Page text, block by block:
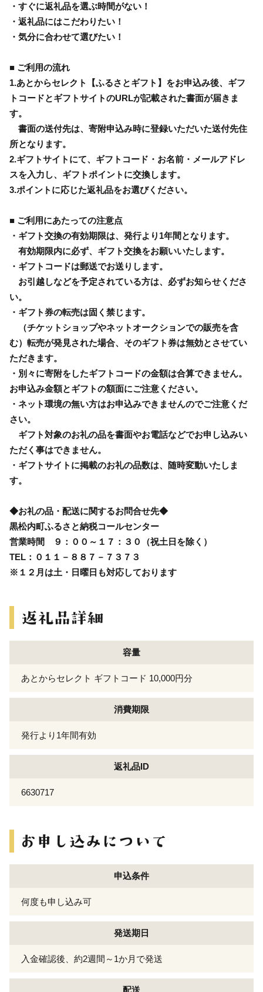
・すぐに返礼品を選ぶ時間がない！
・返礼品にはこだわりたい！
・気分に合わせて選びたい！
■ ご利用の流れ
1.あとからセレクト【ふるさとギフト】をお申込み後、ギフ
トコードとギフトサイトのURLが記載された書面が届きま
す。
書面の送付先は、寄附申込み時に登録いただいた送付先住
所となります。
2.ギフトサイトにて、ギフトコード・お名前・メールアドレ
スを入力し、ギフトポイントに交換します。
3.ポイントに応じた返礼品をお選びください。
■ ご利用にあたっての注意点
・ギフト交換の有効期限は、発行より1年間となります。
有効期限内に必ず、ギフト交換をお願いいたします。
・ギフトコードは郵送でお送りします。
お引越しなどを予定されている方は、必ずお知らせくださ
い。
・ギフト券の転売は固く禁じます。
（チケットショップやネットオークションでの販売を含
む）転売が発見された場合、そのギフト券は無効とさせてい
ただきます。
・別々に寄附をしたギフトコードの金額は合算できません。
お申込み金額とギフトの額面にご注意ください。
・ネット環境の無い方はお申込みできませんのでご注意くだ
さい。
ギフト対象のお礼の品を書面やお電話などでお申し込みい
ただく事はできません。
・ギフトサイトに掲載のお礼の品数は、随時変動いたしま
す。
◆お礼の品・配送に関するお問合せ先◆
黒松内町ふるさと納税コールセンター
営業時間 ９：００～１７：３０（祝土日を除く）
TEL：０１１－８８７－７３７３
※１２月は土・日曜日も対応しております
容量
あとからセレクト ギフトコード 10,000円分
消費期限
発行より1年間有効
返礼品ID
6630717
申込条件
何度も申し込み可
発送期日
入金確認後、約2週間～1か月で発送
配送